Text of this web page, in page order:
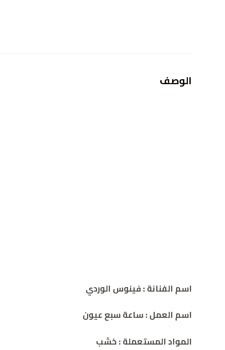
الوصف
اسم الفنانة : فينوس الوردي
اسم العمل :ساعة سبع عيون
المواد المستعملة : خشب